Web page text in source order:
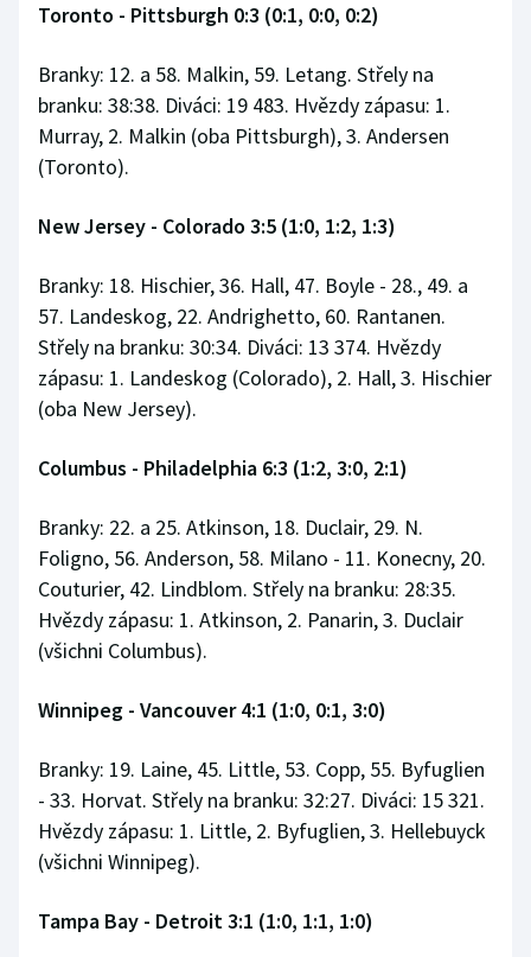
Toronto - Pittsburgh 0:3 (0:1, 0:0, 0:2)
Branky: 12. a 58. Malkin, 59. Letang. Střely na
branku: 38:38. Diváci: 19 483. Hvězdy zápasu: 1.
Murray, 2. Malkin (oba Pittsburgh), 3. Andersen
(Toronto).
New Jersey - Colorado 3:5 (1:0, 1:2, 1:3)
Branky: 18. Hischier, 36. Hall, 47. Boyle - 28., 49. a
57. Landeskog, 22. Andrighetto, 60. Rantanen.
Střely na branku: 30:34. Diváci: 13 374. Hvězdy
zápasu: 1. Landeskog (Colorado), 2. Hall, 3. Hischier
(oba New Jersey).
Columbus - Philadelphia 6:3 (1:2, 3:0, 2:1)
Branky: 22. a 25. Atkinson, 18. Duclair, 29. N.
Foligno, 56. Anderson, 58. Milano - 11. Konecny, 20.
Couturier, 42. Lindblom. Střely na branku: 28:35.
Hvězdy zápasu: 1. Atkinson, 2. Panarin, 3. Duclair
(všichni Columbus).
Winnipeg - Vancouver 4:1 (1:0, 0:1, 3:0)
Branky: 19. Laine, 45. Little, 53. Copp, 55. Byfuglien
- 33. Horvat. Střely na branku: 32:27. Diváci: 15 321.
Hvězdy zápasu: 1. Little, 2. Byfuglien, 3. Hellebuyck
(všichni Winnipeg).
Tampa Bay - Detroit 3:1 (1:0, 1:1, 1:0)